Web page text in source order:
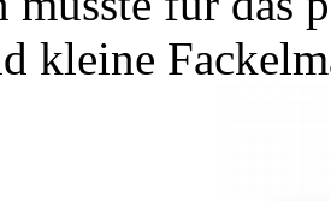
kleine